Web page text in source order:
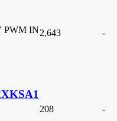
PWM IN2,643 -
208 -